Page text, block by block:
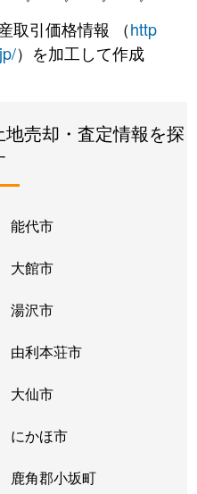
取引価格情報 （http
）を加工して作成
売却・査定情報を探
能代市
大館市
湯沢市
由利本荘市
大仙市
にかほ市
鹿角郡小坂町